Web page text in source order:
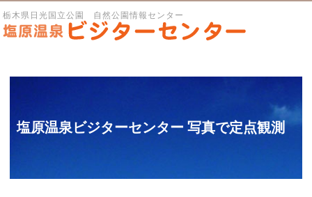
栃木県日光国立公園 自然公園情報センター
塩原温泉ビジターセンター 写真で定点観測